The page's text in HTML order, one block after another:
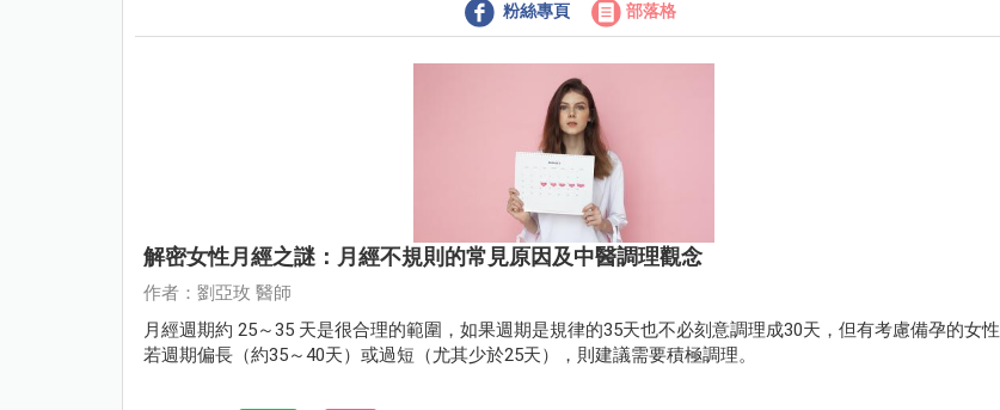
粉絲專頁 部落格
解密女性月經之謎：月經不規則的常見原因及中醫調理觀念
作者：劉亞玫 醫師
月經週期約 25～35 天是很合理的範圍，如果週期是規律的35天也不必刻意調理成30天，但有考慮備孕的女性
若週期偏長（約35～40天）或過短（尤其少於25天），則建議需要積極調理。